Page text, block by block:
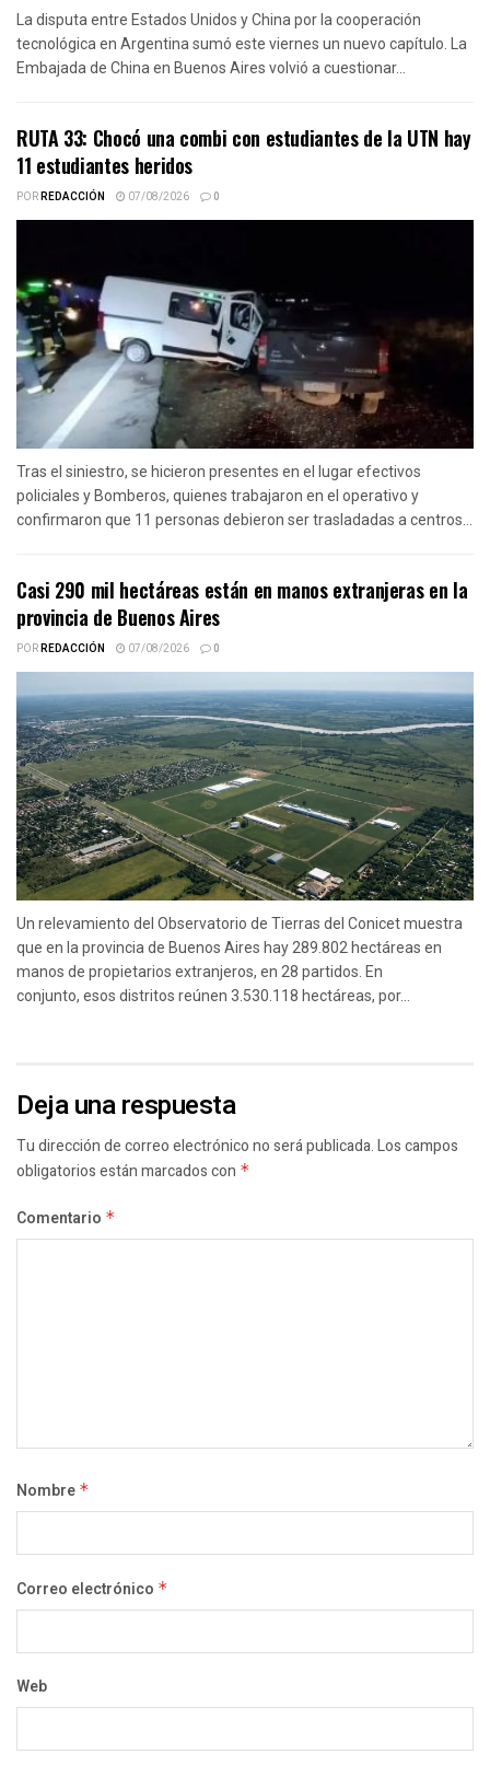
La disputa entre Estados Unidos y China por la cooperación
tecnológica en Argentina sumó este viernes un nuevo capítulo. La
Embajada de China en Buenos Aires volvió a cuestionar...
RUTA 33: Chocó una combi con estudiantes de la UTN hay
11 estudiantes heridos
PORREDACCIÓN 07/08/2026 0
Tras el siniestro, se hicieron presentes en el lugar efectivos
policiales y Bomberos, quienes trabajaron en el operativo y
confirmaron que 11 personas debieron ser trasladadas a centros...
Casi 290 mil hectáreas están en manos extranjeras en la
provincia de Buenos Aires
PORREDACCIÓN 07/08/2026 0
Un relevamiento del Observatorio de Tierras del Conicet muestra
que en la provincia de Buenos Aires hay 289.802 hectáreas en
manos de propietarios extranjeros, en 28 partidos. En
conjunto, esos distritos reúnen 3.530.118 hectáreas, por...
Deja una respuesta
Tu dirección de correo electrónico no será publicada.Los campos
obligatorios están marcados con *
Comentario *
Nombre *
Correo electrónico *
Web